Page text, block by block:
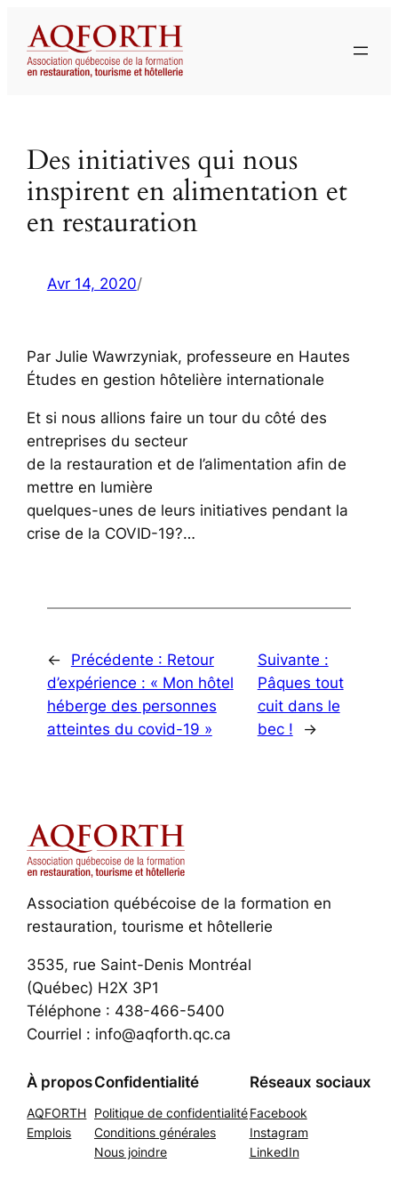
contenu
Des initiatives qui nous
inspirent en alimentation et
en restauration
Avr 14, 2020/
Par Julie Wawrzyniak, professeure en Hautes
Études en gestion hôtelière internationale
Et si nous allions faire un tour du côté des
entreprises du secteur
de la restauration et de l’alimentation afin de
mettre en lumière
quelques-unes de leurs initiatives pendant la
crise de la COVID-19?…
← Précédente : Retour
d’expérience : « Mon hôtel
héberge des personnes
atteintes du covid-19 »
Suivante :
Pâques tout
cuit dans le
bec !
→
Association québécoise de la formation en
restauration, tourisme et hôtellerie
3535, rue Saint-Denis Montréal
(Québec) H2X 3P1
Téléphone : 438-466-5400
Courriel : info@aqforth.qc.ca
À propos
AQFORTH
Emplois
Confidentialité
Politique de confidentialité
Conditions générales
Nous joindre
Réseaux sociaux
Facebook
Instagram
LinkedIn